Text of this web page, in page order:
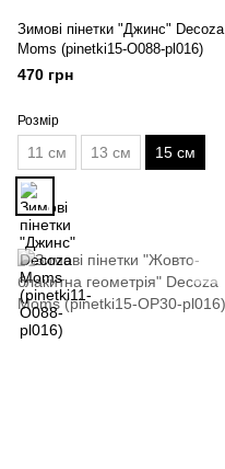
Зимові пінетки "Джинс" Decoza
Moms (pinetki15-O088-pl016)
470 грн
Розмір
11 см 13 см 15 см